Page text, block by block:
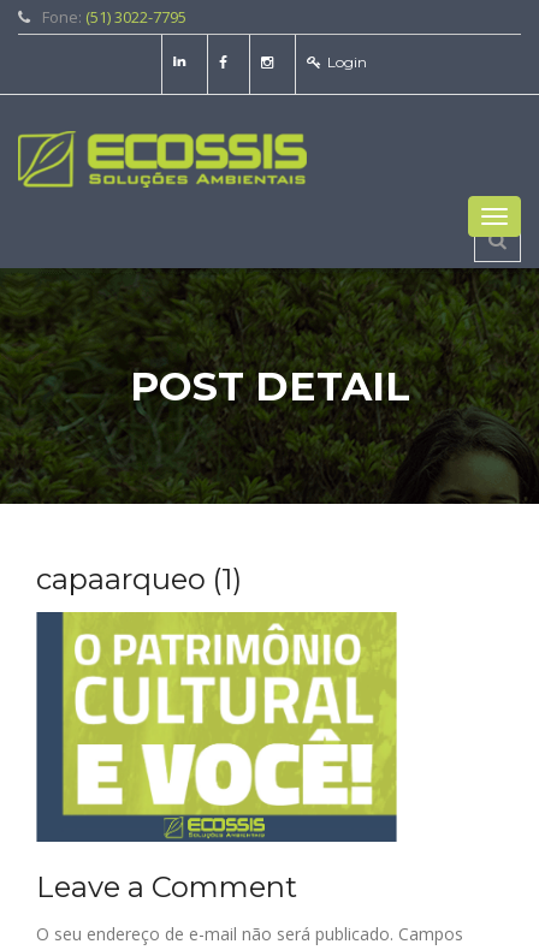
Fone: (51) 3022-7795
Login
POST DETAIL
capaarqueo (1)
Leave a Comment
O seu endereço de e-mail não será publicado. Campos